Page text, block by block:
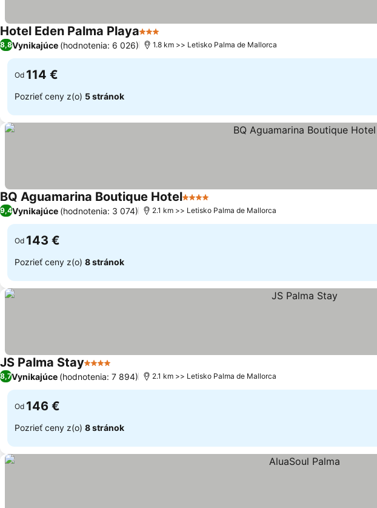
Hotel Eden Palma Playa3 Počet hviezdičiek
8,8Vynikajúce (hodnotenia: 6 026) 1.8 km >> Letisko Palma de Mallorca
Od 114 €
Pozrieť ceny z(o) 5 stránok
BQ Aguamarina Boutique Hotel4 Počet hviezdičiek
9,4Vynikajúce (hodnotenia: 3 074) 2.1 km >> Letisko Palma de Mallorca
Od 143 €
Pozrieť ceny z(o) 8 stránok
JS Palma Stay4 Počet hviezdičiek
Zobraziť ceny
8,7Vynikajúce (hodnotenia: 7 894) 2.1 km >> Letisko Palma de Mallorca
Od 146 €
Pozrieť ceny z(o) 8 stránok